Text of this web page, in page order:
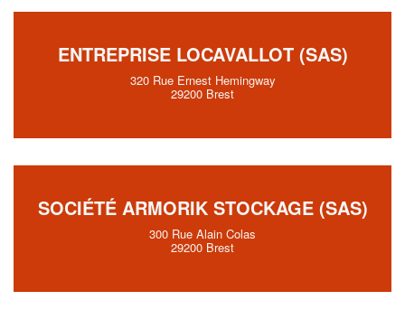
ENTREPRISE LOCAVALLOT (SAS)
320 Rue Ernest Hemingway
29200 Brest
SOCIÉTÉ ARMORIK STOCKAGE (SAS)
300 Rue Alain Colas
29200 Brest